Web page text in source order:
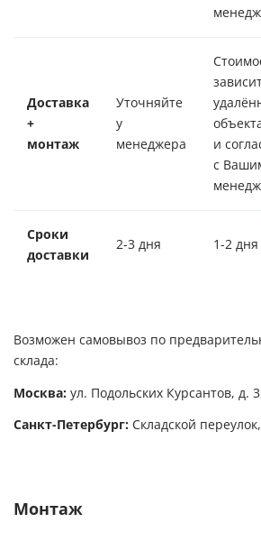
Доставка
+
монтаж
Уточняйте
у
менеджера
и
с
Сроки
доставки
2-3 дня 1-2 дня
Возможен самовывоз по
склада:
Москва: ул. Подольских Курсантов, д.
Санкт-Петербург: Складской
Монтаж